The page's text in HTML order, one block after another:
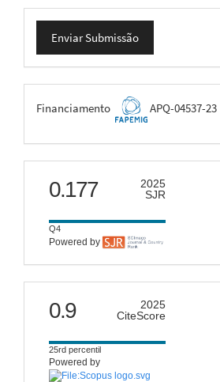
Enviar
Submissão
Enviar Submissão
FAPEMIG
Financiamento APQ-04537-23
scimago
0.177
2025
SJR
Q4
Powered by
citescore
0.9
2025
CiteScore
25rd percentil
Powered by